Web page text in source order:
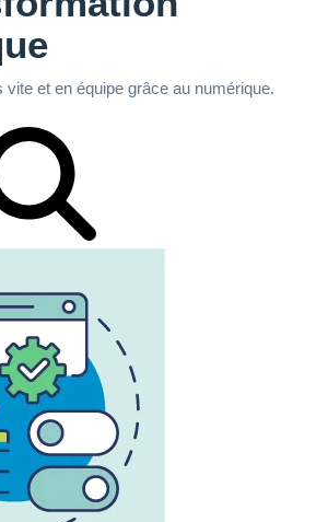
et en équipe grâce au numérique.